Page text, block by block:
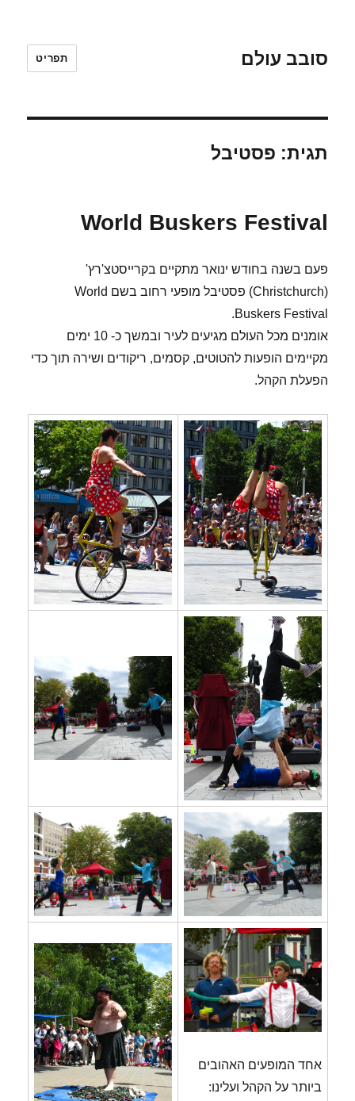
סובב עולם תפריט
תגית: פסטיבל
World Buskers Festival
פעם בשנה בחודש ינואר מתקיים בקרייסטצ'רץ'
(Christchurch) פסטיבל מופעי רחוב בשם World
Buskers Festival.
אומנים מכל העולם מגיעים לעיר ובמשך כ- 10 ימים
מקיימים הופעות להטוטים, קסמים, ריקודים ושירה תוך כדי
הפעלת הקהל.
אחד המופעים האהובים
ביותר על הקהל ועלינו: